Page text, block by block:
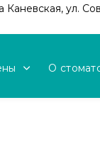
ул.
О